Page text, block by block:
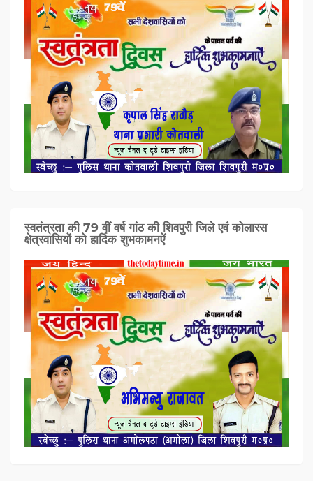
स्वतंत्रता की 79 वीं वर्ष गांठ की शिवपुरी जिले एवं कोलारस
क्षेत्रवासियों को हार्दिक शुभकामनऐं